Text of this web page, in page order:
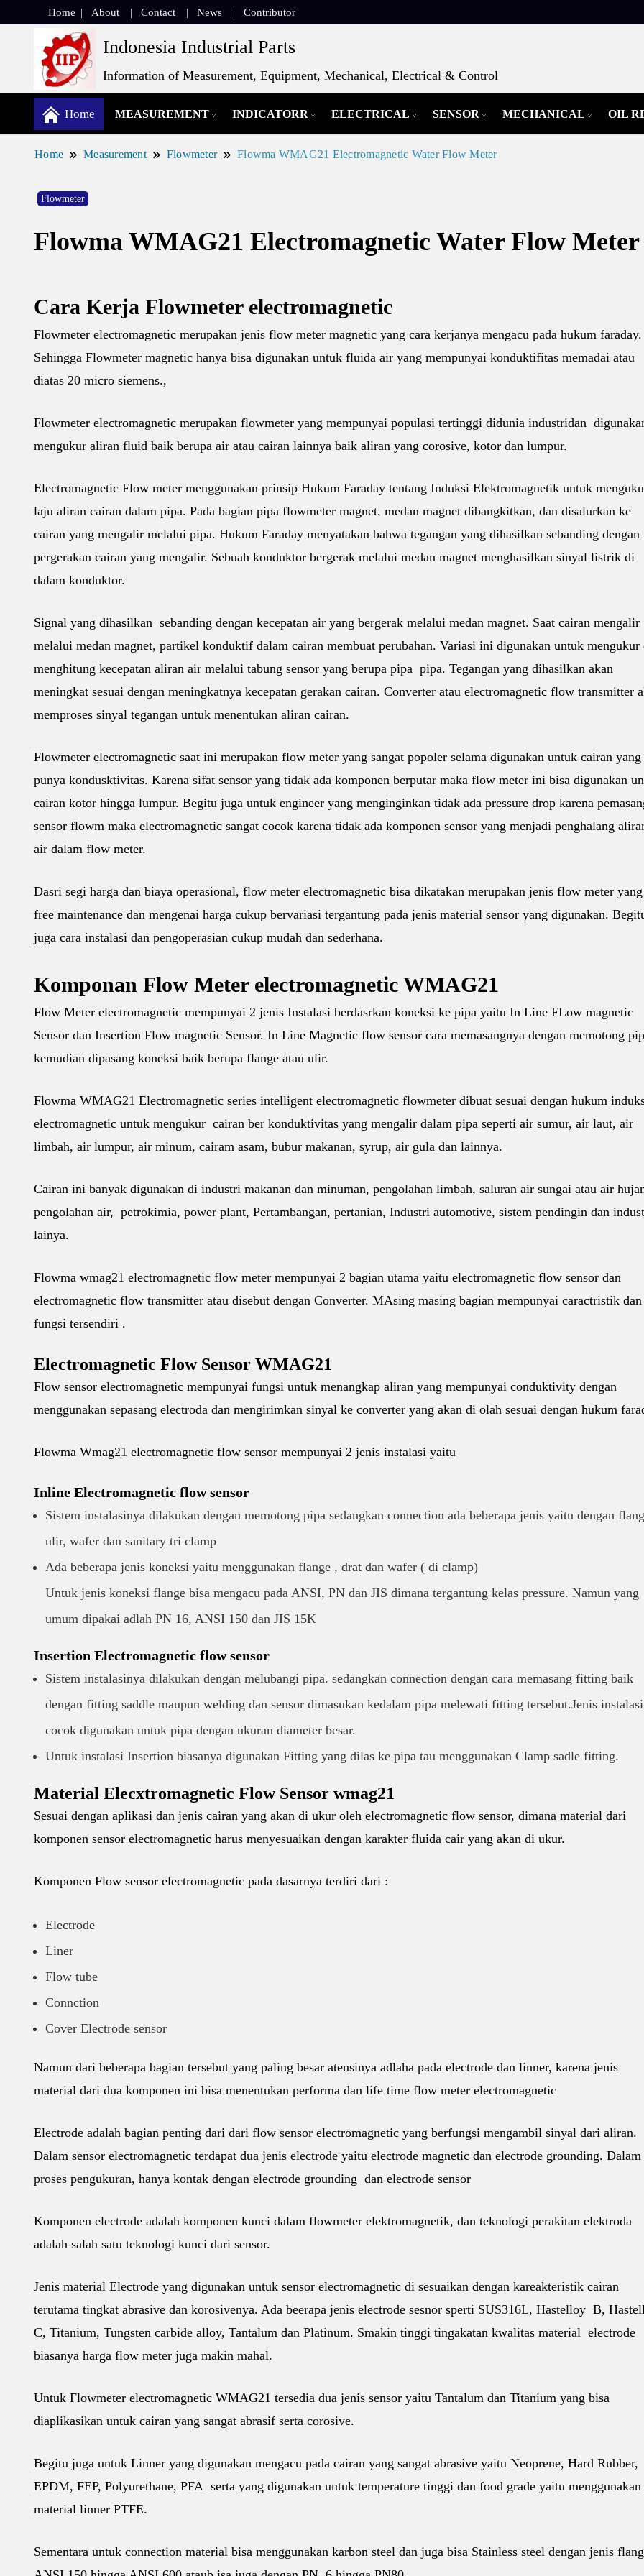
Home About Contact News Contributor
Indonesia Industrial Parts
Information of Measurement, Equipment, Mechanical, Electrical & Control
Home MEASUREMENT INDICATORR ELECTRICAL SENSOR MECHANICAL OIL
Home Measurement Flowmeter Flowma WMAG21 Electromagnetic Water Flow Meter
Flowmeter
Flowma WMAG21 Electromagnetic Water Flow Meter
Cara Kerja Flowmeter electromagnetic
Flowmeter electromagnetic merupakan jenis flow meter magnetic yang cara kerjanya mengacu pada hukum faraday.
Sehingga Flowmeter magnetic hanya bisa digunakan untuk fluida air yang mempunyai konduktifitas memadai atau
diatas 20 micro siemens.,
Flowmeter electromagnetic merupakan flowmeter yang mempunyai populasi tertinggi didunia industridan
mengukur aliran fluid baik berupa air atau cairan lainnya baik aliran yang corosive, kotor dan lumpur.
Electromagnetic Flow meter menggunakan prinsip Hukum Faraday tentang Induksi Elektromagnetik untuk
laju aliran cairan dalam pipa. Pada bagian pipa flowmeter magnet, medan magnet dibangkitkan, dan disalurkan ke
cairan yang mengalir melalui pipa. Hukum Faraday menyatakan bahwa tegangan yang dihasilkan sebanding dengan
pergerakan cairan yang mengalir. Sebuah konduktor bergerak melalui medan magnet menghasilkan sinyal listrik di
dalam konduktor.
Signal yang dihasilkan sebanding dengan kecepatan air yang bergerak melalui medan magnet. Saat cairan mengalir
melalui medan magnet, partikel konduktif dalam cairan membuat perubahan. Variasi ini digunakan untuk mengukur
menghitung kecepatan aliran air melalui tabung sensor yang berupa pipa pipa. Tegangan yang dihasilkan akan
meningkat sesuai dengan meningkatnya kecepatan gerakan cairan. Converter atau electromagnetic flow transmitter
memproses sinyal tegangan untuk menentukan aliran cairan.
Flowmeter electromagnetic saat ini merupakan flow meter yang sangat popoler selama digunakan untuk cairan yang
punya kondusktivitas. Karena sifat sensor yang tidak ada komponen berputar maka flow meter ini bisa digunakan
cairan kotor hingga lumpur. Begitu juga untuk engineer yang menginginkan tidak ada pressure drop karena
sensor flowm maka electromagnetic sangat cocok karena tidak ada komponen sensor yang menjadi penghalang
air dalam flow meter.
Dasri segi harga dan biaya operasional, flow meter electromagnetic bisa dikatakan merupakan jenis flow meter yang
free maintenance dan mengenai harga cukup bervariasi tergantung pada jenis material sensor yang digunakan.
juga cara instalasi dan pengoperasian cukup mudah dan sederhana.
Komponan Flow Meter electromagnetic WMAG21
Flow Meter electromagnetic mempunyai 2 jenis Instalasi berdasrkan koneksi ke pipa yaitu In Line FLow magnetic
Sensor dan Insertion Flow magnetic Sensor. In Line Magnetic flow sensor cara memasangnya dengan memotong
kemudian dipasang koneksi baik berupa flange atau ulir.
Flowma WMAG21 Electromagnetic series intelligent electromagnetic flowmeter dibuat sesuai dengan hukum
electromagnetic untuk mengukur cairan ber konduktivitas yang mengalir dalam pipa seperti air sumur, air laut, air
limbah, air lumpur, air minum, cairam asam, bubur makanan, syrup, air gula dan lainnya.
Cairan ini banyak digunakan di industri makanan dan minuman, pengolahan limbah, saluran air sungai atau air
pengolahan air, petrokimia, power plant, Pertambangan, pertanian, Industri automotive, sistem pendingin dan
lainya.
Flowma wmag21 electromagnetic flow meter mempunyai 2 bagian utama yaitu electromagnetic flow sensor dan
electromagnetic flow transmitter atau disebut dengan Converter. MAsing masing bagian mempunyai caractristik dan
fungsi tersendiri .
Electromagnetic Flow Sensor WMAG21
Flow sensor electromagnetic mempunyai fungsi untuk menangkap aliran yang mempunyai conduktivity dengan
menggunakan sepasang electroda dan mengirimkan sinyal ke converter yang akan di olah sesuai dengan hukum
Flowma Wmag21 electromagnetic flow sensor mempunyai 2 jenis instalasi yaitu
Inline Electromagnetic flow sensor
Sistem instalasinya dilakukan dengan memotong pipa sedangkan connection ada beberapa jenis yaitu dengan
ulir, wafer dan sanitary tri clamp
Ada beberapa jenis koneksi yaitu menggunakan flange , drat dan wafer ( di clamp)
Untuk jenis koneksi flange bisa mengacu pada ANSI, PN dan JIS dimana tergantung kelas pressure. Namun yang
umum dipakai adlah PN 16, ANSI 150 dan JIS 15K
Insertion Electromagnetic flow sensor
Sistem instalasinya dilakukan dengan melubangi pipa. sedangkan connection dengan cara memasang fitting baik
dengan fitting saddle maupun welding dan sensor dimasukan kedalam pipa melewati fitting tersebut.Jenis
cocok digunakan untuk pipa dengan ukuran diameter besar.
Untuk instalasi Insertion biasanya digunakan Fitting yang dilas ke pipa tau menggunakan Clamp sadle fitting.
Material Elecxtromagnetic Flow Sensor wmag21
Sesuai dengan aplikasi dan jenis cairan yang akan di ukur oleh electromagnetic flow sensor, dimana material dari
komponen sensor electromagnetic harus menyesuaikan dengan karakter fluida cair yang akan di ukur.
Komponen Flow sensor electromagnetic pada dasarnya terdiri dari :
Electrode
Liner
Flow tube
Connction
Cover Electrode sensor
Namun dari beberapa bagian tersebut yang paling besar atensinya adlaha pada electrode dan linner, karena jenis
material dari dua komponen ini bisa menentukan performa dan life time flow meter electromagnetic
Electrode adalah bagian penting dari dari flow sensor electromagnetic yang berfungsi mengambil sinyal dari aliran.
Dalam sensor electromagnetic terdapat dua jenis electrode yaitu electrode magnetic dan electrode grounding. Dalam
proses pengukuran, hanya kontak dengan electrode grounding dan electrode sensor
Komponen electrode adalah komponen kunci dalam flowmeter elektromagnetik, dan teknologi perakitan elektroda
adalah salah satu teknologi kunci dari sensor.
Jenis material Electrode yang digunakan untuk sensor electromagnetic di sesuaikan dengan kareakteristik cairan
terutama tingkat abrasive dan korosivenya. Ada beerapa jenis electrode sesnor sperti SUS316L, Hastelloy B,
C, Titanium, Tungsten carbide alloy, Tantalum dan Platinum. Smakin tinggi tingakatan kwalitas material electrode
biasanya harga flow meter juga makin mahal.
Untuk Flowmeter electromagnetic WMAG21 tersedia dua jenis sensor yaitu Tantalum dan Titanium yang bisa
diaplikasikan untuk cairan yang sangat abrasif serta corosive.
Begitu juga untuk Linner yang digunakan mengacu pada cairan yang sangat abrasive yaitu Neoprene, Hard Rubber,
EPDM, FEP, Polyurethane, PFA serta yang digunakan untuk temperature tinggi dan food grade yaitu menggunakan
material linner PTFE.
Sementara untuk connection material bisa menggunakan karbon steel dan juga bisa Stainless steel dengan jenis